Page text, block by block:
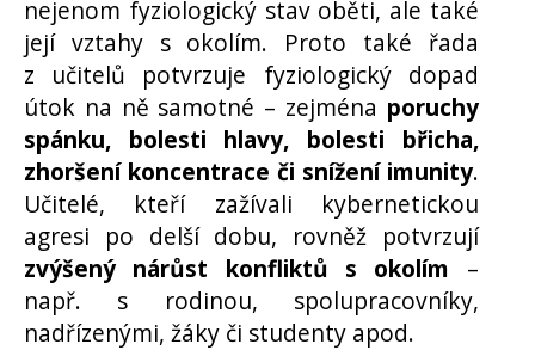
nejenom fyziologický stav oběti, ale také
její vztahy s okolím. Proto také řada
z učitelů potvrzuje fyziologický dopad
útok na ně samotné – zejména poruchy
spánku, bolesti hlavy, bolesti břicha,
zhoršení koncentrace či snížení imunity.
Učitelé, kteří zažívali kybernetickou
agresi po delší dobu, rovněž potvrzují
zvýšený nárůst konfliktů s okolím –
např. s rodinou, spolupracovníky,
nadřízenými, žáky či studenty apod.